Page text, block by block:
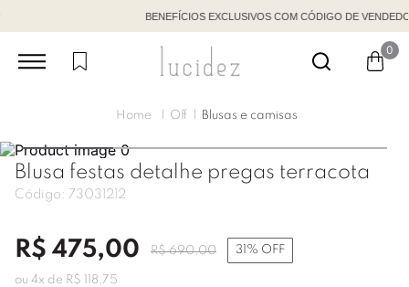
BENEFÍCIOS EXCLUSIVOS COM CÓDIGO DE VENDEDORA
0
Off Blusas e camisas
Blusa festas detalhe pregas terracota
Código: 73031212
R$ 475,00 R$ 690,00 31% OFF
ou 4x de R$ 118 ,75